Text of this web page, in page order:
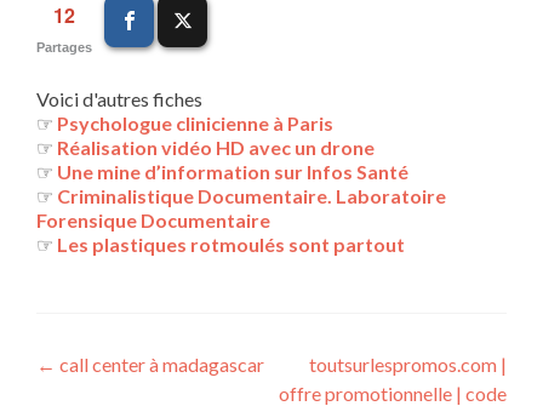
12
Partages
Voici d'autres fiches
☞ Psychologue clinicienne à Paris
☞ Réalisation vidéo HD avec un drone
☞ Une mine d’information sur Infos Santé
☞ Criminalistique Documentaire. Laboratoire
Forensique Documentaire
☞ Les plastiques rotmoulés sont partout
Navigation
← call center à madagascar
toutsurlespromos.com |
offre promotionnelle | code